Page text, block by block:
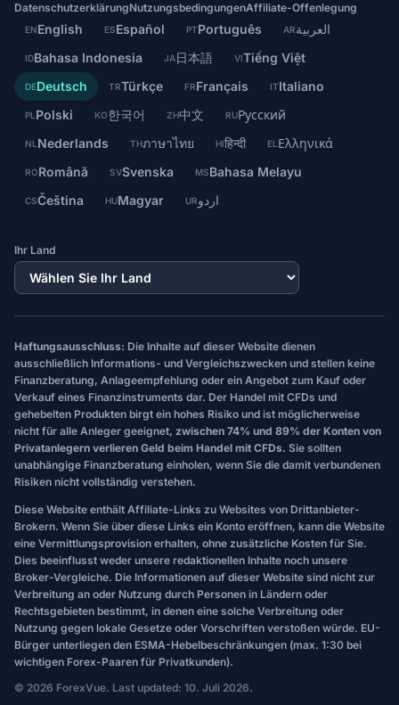
DatenschutzerklärungNutzungsbedingungenAffiliate-Offenlegung
ENEnglish ESEspañol PTPortuguês ARالعربية
IDBahasa Indonesia JA日本語 VITiếng Việt
DEDeutsch TRTürkçe FRFrançais ITItaliano
PL Polski KO한국어 ZH中文 RUРусский
NL Nederlands THภาษาไทย HIहिन्दी EL Ελληνικά
RORomână SVSvenska MSBahasa Melayu
CSČeština HUMagyar URاردو
Ihr Land
Haftungsausschluss: Die Inhalte auf dieser Website dienen
ausschließlich Informations- und Vergleichszwecken und stellen keine
Finanzberatung, Anlageempfehlung oder ein Angebot zum Kauf oder
Verkauf eines Finanzinstruments dar. Der Handel mit CFDs und
gehebelten Produkten birgt ein hohes Risiko und ist möglicherweise
nicht für alle Anleger geeignet, zwischen 74% und 89% der Konten von
Privatanlegern verlieren Geld beim Handel mit CFDs. Sie sollten
unabhängige Finanzberatung einholen, wenn Sie die damit verbundenen
Risiken nicht vollständig verstehen.
Diese Website enthält Affiliate-Links zu Websites von Drittanbieter-
Brokern. Wenn Sie über diese Links ein Konto eröffnen, kann die Website
eine Vermittlungsprovision erhalten, ohne zusätzliche Kosten für Sie.
Dies beeinflusst weder unsere redaktionellen Inhalte noch unsere
Broker-Vergleiche. Die Informationen auf dieser Website sind nicht zur
Verbreitung an oder Nutzung durch Personen in Ländern oder
Rechtsgebieten bestimmt, in denen eine solche Verbreitung oder
Nutzung gegen lokale Gesetze oder Vorschriften verstoßen würde. EU-
Bürger unterliegen den ESMA-Hebelbeschränkungen (max. 1:30 bei
wichtigen Forex-Paaren für Privatkunden).
© 2026 ForexVue. Last updated: 10. Juli 2026.